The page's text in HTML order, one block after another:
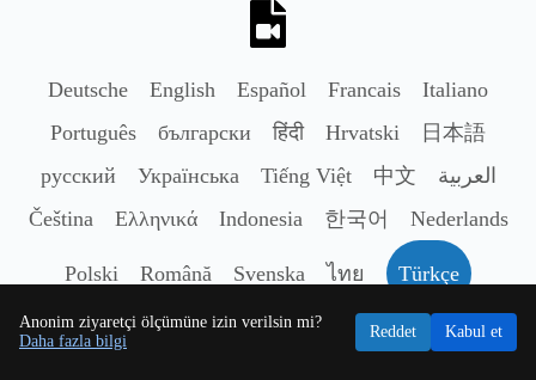
Anonim ziyaretçi ölçümüne izin verilsin mi?
Daha fazla bilgi
Reddet Kabul et
Deutsche English Español Francais
Italiano
Português
български हिंदी Hrvatski
日本語
русский
Українська Tiếng Việt 中文
العربية
Čeština
Ελληνικά Indonesia 한국어 Nederlands
Polski Română Svenska ไทย Türkçe